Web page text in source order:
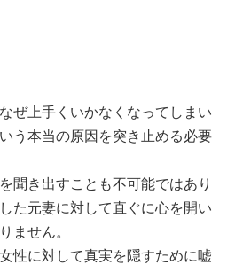
ぜ上手くいかなくなってしまい
う本当の原因を突き止める必要
聞き出すことも不可能ではあり
た元妻に対して直ぐに心を開い
ません。
性に対して真実を隠すために嘘